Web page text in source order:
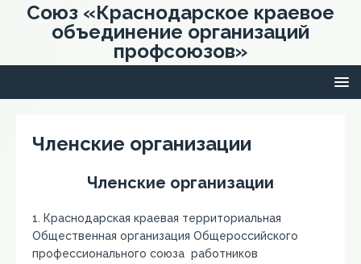
Союз «Краснодарское краевое
объединение организаций
профсоюзов»
Членские организации
Членские организации
1. Краснодарская краевая территориальная
Общественная организация Общероссийского
профессионального союза работников